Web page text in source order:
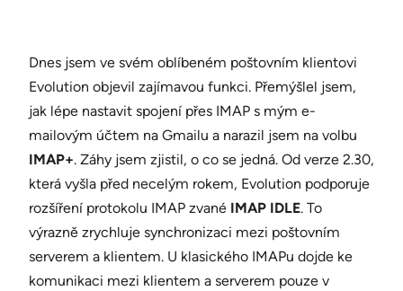
Dnes jsem ve svém oblíbeném poštovním klientovi
Evolution objevil zajímavou funkci. Přemýšlel jsem,
jak lépe nastavit spojení přes IMAP s mým e-
mailovým účtem na Gmailu a narazil jsem na volbu
IMAP+. Záhy jsem zjistil, o co se jedná. Od verze 2.30,
která vyšla před necelým rokem, Evolution podporuje
rozšíření protokolu IMAP zvané IMAP IDLE. To
výrazně zrychluje synchronizaci mezi poštovním
serverem a klientem. U klasického IMAPu dojde ke
komunikaci mezi klientem a serverem pouze v